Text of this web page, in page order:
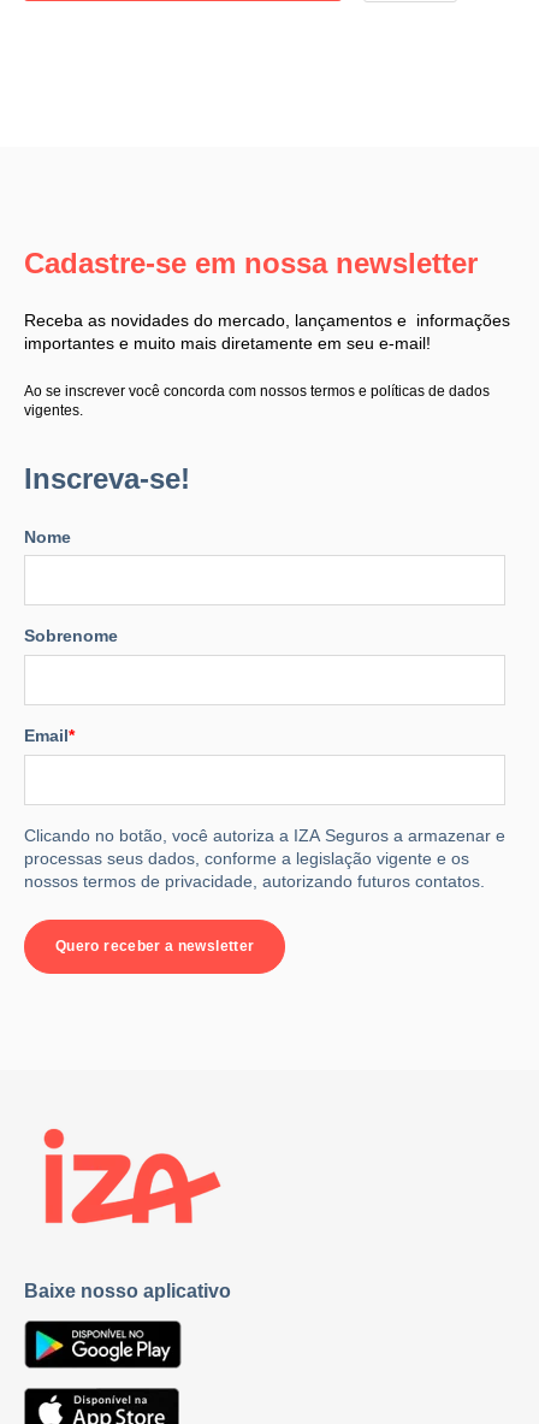
Cadastre-se em nossa newsletter
Receba as novidades do mercado, lançamentos e informações
importantes e muito mais diretamente em seu e-mail!
Ao se inscrever você concorda com nossos termos e políticas de dados
vigentes.
Inscreva-se!
Nome
Sobrenome
Email*
Clicando no botão, você autoriza a IZA Seguros a armazenar e
processas seus dados, conforme a legislação vigente e os
nossos termos de privacidade, autorizando futuros contatos.
Baixe nosso aplicativo